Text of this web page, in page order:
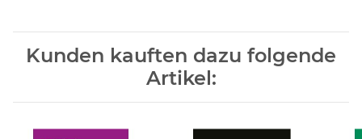
Kunden kauften dazu folgende
Artikel: